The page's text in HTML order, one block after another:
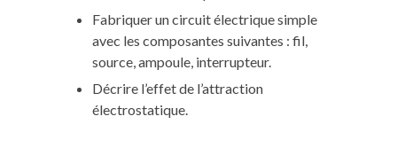
Fabriquer un circuit électrique simple
avec les composantes suivantes : fil,
source, ampoule, interrupteur.
Décrire l’effet de l’attraction
électrostatique.